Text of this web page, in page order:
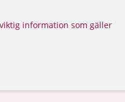
information som gäller